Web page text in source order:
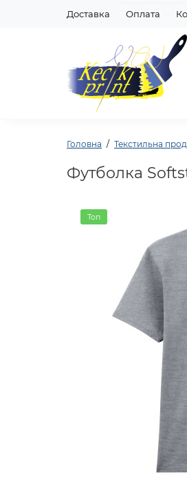
Доставка Оплата
Головна Текстильна
Футболка
Топ